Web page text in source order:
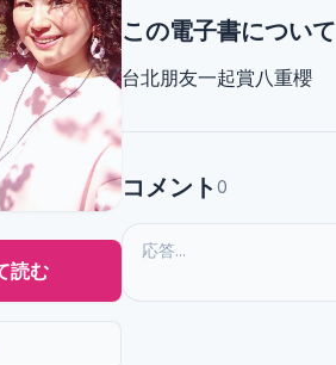
読む
この電子書について
台北朋友一起賞八重櫻
コメント 0